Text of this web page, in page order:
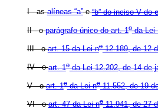
I - asalíneas “a”e“b” do inciso V do
II - oparágrafo único do art. 1oda Lei
III - oart. 15 da Lei no12.189, de 12
IV - oart. 1oda Lei 12.202, de 14 de
V - oart. 1oda Lei no11.552, de 19
VI - oart. 47 da Lei no11.941, de 27